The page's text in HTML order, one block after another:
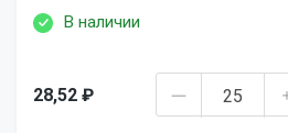
В наличии
28,52 ₽